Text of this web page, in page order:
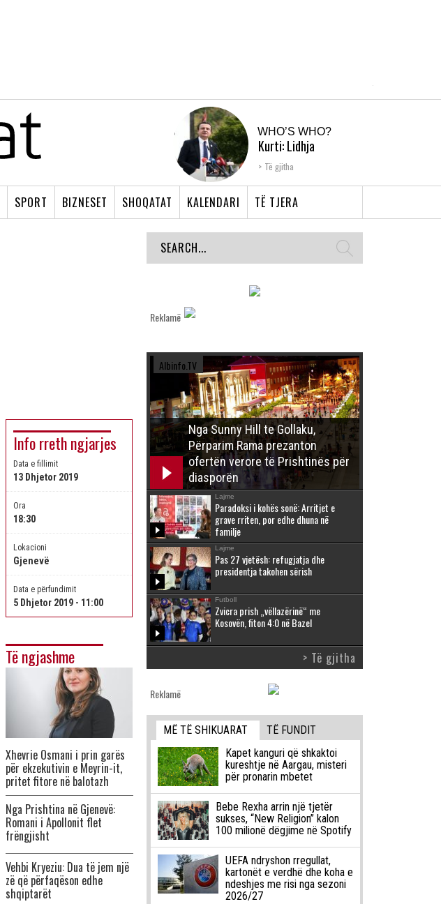
WHO’S WHO?
Kurti: Lidhja
Shqiptare e Prizrenit,
Të gjitha
SPORT BIZNESET SHOQATAT KALENDARI TË TJERA
Info rreth ngjarjes
Data e fillimit
13 Dhjetor 2019
Ora
18:30
Lokacioni
Gjenevë
Data e përfundimit
5 Dhjetor 2019 - 11:00
Të ngjashme
Xhevrie Osmani i prin garës
për ekzekutivin e Meyrin-it,
pritet fitore në balotazh
Nga Prishtina në Gjenevë:
Romani i Apollonit flet
frëngjisht
Vehbi Kryeziu: Dua të jem një
zë që përfaqëson edhe
shqiptarët
Reklamë
Albinfo.TV
Nga Sunny Hill te Gollaku,
Përparim Rama prezanton
ofertën verore të Prishtinës për
diasporën
Lajme
Paradoksi i kohës sonë: Arritjet e
grave rriten, por edhe dhuna në
familje
Lajme
Pas 27 vjetësh: refugjatja dhe
presidentja takohen sërish
Futboll
Zvicra prish „vëllazërinë“ me
Kosovën, fiton 4:0 në Bazel
> Të gjitha
Reklamë
MË TË SHIKUARAT
TË FUNDIT
Kapet kanguri që shkaktoi
kureshtje në Aargau, misteri
për pronarin mbetet
Bebe Rexha arrin një tjetër
sukses, “New Religion” kalon
100 milionë dëgjime në Spotify
UEFA ndryshon rregullat,
kartonët e verdhë dhe koha e
ndeshjes me risi nga sezoni
2026/27